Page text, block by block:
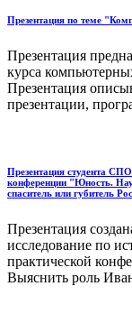
Презентация по теме
Презентация
курса
Презентация
презентации,
Презентация студента
конференции "Юность.
спаситель или губитель
Презентация
исследование по
практической
Выяснить роль